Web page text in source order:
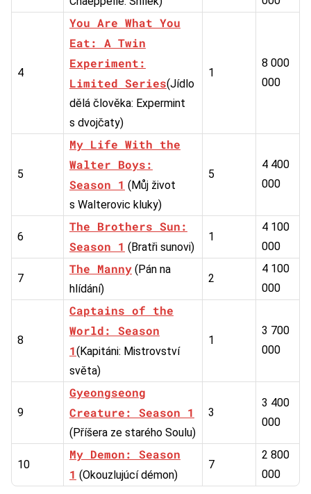
4
You Are What You
Eat: A Twin
Experiment:
Limited Series(Jídlo
dělá člověka: Expermint
s dvojčaty)
1
8 000
000
5
My Life With the
Walter Boys:
Season 1 (Můj život
s Walterovic kluky)
5
4 400
000
6
The Brothers Sun:
Season 1 (Bratři sunovi)
1
4 100
000
7
The Manny (Pán na
hlídání)
2
4 100
000
8
Captains of the
World: Season
1(Kapitáni: Mistrovství
světa)
1
3 700
000
9
Gyeongseong
Creature: Season 1
(Příšera ze starého Soulu)
3
3 400
000
10
My Demon: Season
1 (Okouzlujúcí démon)
7
2 800
000